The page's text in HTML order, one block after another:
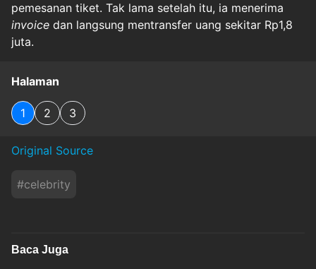
pemesanan tiket. Tak lama setelah itu, ia menerima
invoice dan langsung mentransfer uang sekitar Rp1,8
juta.
Halaman
1 2 3
Original Source
#celebrity
Baca Juga